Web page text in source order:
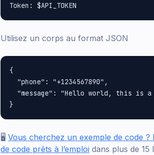
Utilisez un corps au format JSON
{
  "phone": "+1234567890",
"message": "Hello world, this is a
🖥️ Vous cherchez un exemple de code ?
de code prêts à l’emploi dans plus de